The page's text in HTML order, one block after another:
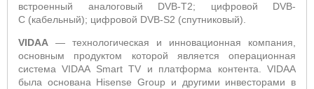
встроенный аналоговый DVB-T2; цифровой DVB-
C (кабельный); цифровой DVB-S2 (спутниковый).
VIDAA — технологическая и инновационная компания,
основным продуктом которой является операционная
система VIDAA Smart TV и платформа контента. VIDAA
была основана Hisense Group и другими инвесторами в